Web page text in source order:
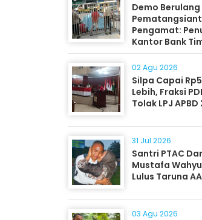
Demo Berulang
Pengamat:
Kantor Bank
Ekonomi bagi
02 Agu 2026
Silpa Capai
Lebih, Fraksi
Tolak LPJ APBD
31 Jul 2026
Santri PTAC
Mustafa
Lulus Taruna
03 Agu 2026